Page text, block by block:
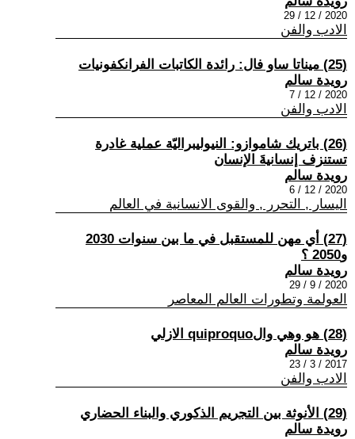
2020 / 12 / 29
الادب والفن
(25) ميناتا ساو فال: رائدة الكاتبات الفرانكفونيات
رويدة سالم
2020 / 12 / 7
الادب والفن
(26) باتريك شاموازو: النيوليبراليّة عملية غادرة
تستنزف إنسانيةَ الإنسان
رويدة سالم
2020 / 12 / 6
اليسار , التحرر , والقوى الانسانية في العالم
(27) أي مهن للمستقبل في ما بين سنوات 2030
و2050 ؟
رويدة سالم
2020 / 9 / 29
العولمة وتطورات العالم المعاصر
(28) هو وهي والquiproquo الازلي
رويدة سالم
2017 / 3 / 23
الادب والفن
(29) الأنوثة بين التجريم الذكوري والبناء الحضاري
رويدة سالم